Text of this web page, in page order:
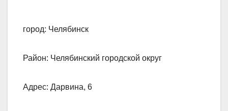
город: Челябинск
Район: Челябинский городской округ
Адрес: Дарвина, 6